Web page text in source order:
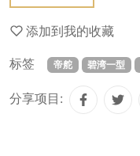
添加到我的收藏
标签 帝舵 碧湾一型
分享项目: